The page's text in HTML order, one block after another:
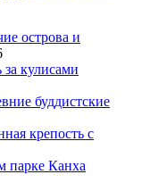
острова и
кулисами
буддистские
крепость с
парке Канха